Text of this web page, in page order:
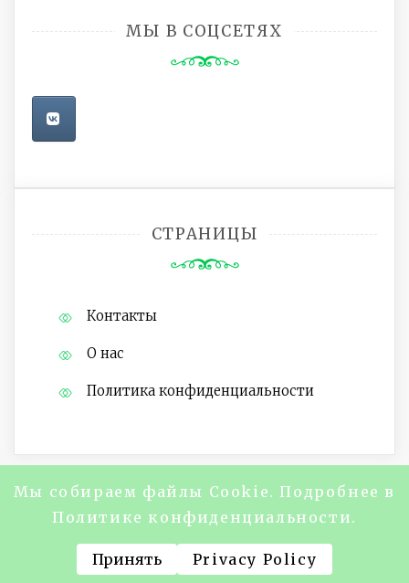
МЫ В СОЦСЕТЯХ
СТРАНИЦЫ
Контакты
О нас
Политика конфиденциальности
Copyright @2024 Журнал "About Life
Magazine" Все права защищены.
На платформе WordPress Тема Saraswati
Мы собираем файлы Cookie. Подробнее в
Политике конфиденциальности.
Принять Privacy Policy